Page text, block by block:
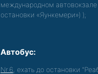
международном автовокзале
остановки «Яункемери») );
Автобус:
Nr.6 , ехать до остановки